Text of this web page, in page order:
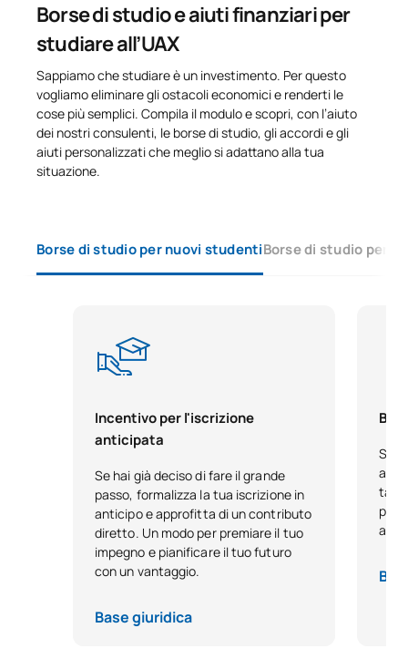
Borse di studio e aiuti finanziari per
studiare all’UAX
Sappiamo che studiare è un investimento. Per questo
vogliamo eliminare gli ostacoli economici e renderti le
cose più semplici. Compila il modulo e scopri, con l’aiuto
dei nostri consulenti, le borse di studio, gli accordi e gli
aiuti personalizzati che meglio si adattano alla tua
situazione.
Borse di studio per nuovi studentiBorse di studio per
Incentivo per l'iscrizione
anticipata
Se hai già deciso di fare il grande
passo, formalizza la tua iscrizione in
anticipo e approfitta di un contributo
diretto. Un modo per premiare il tuo
impegno e pianificare il tuo futuro
con un vantaggio.
Base giuridica
Se